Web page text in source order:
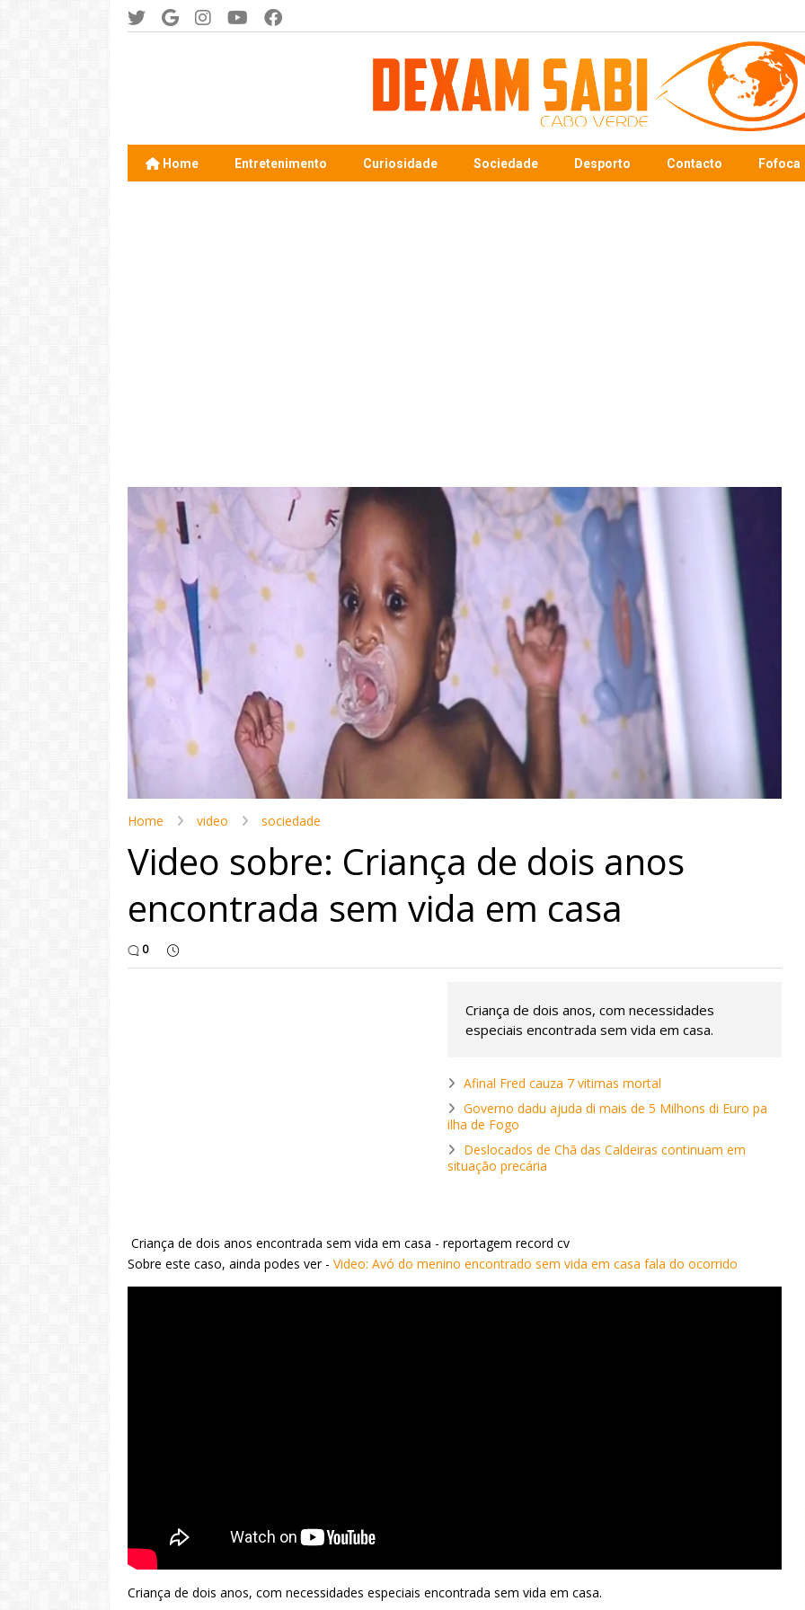
Home Entretenimento Curiosidade Sociedade Desporto Contacto Fofoca
Home video sociedade
Video sobre: Criança de dois anos
encontrada sem vida em casa
0
Criança de dois anos, com necessidades
especiais encontrada sem vida em casa.
Afinal Fred cauza 7 vitimas mortal
Governo dadu ajuda di mais de 5 Milhons di Euro pa
ilha de Fogo
Deslocados de Chã das Caldeiras continuam em
situação precária
Criança de dois anos encontrada sem vida em casa - reportagem record cv
Sobre este caso, ainda podes ver - Video: Avó do menino encontrado sem vida em casa fala do ocorrido
Criança de dois anos, com necessidades especiais encontrada sem vida em casa.
Video: Caboverdiana konta
motivo ki fazel larga
Portugal pa volta pa Cabo
Verde
Video: "Tem pessoas ki sa
larga Cabo Verde pa vivi
vida pior na Portugal" -
Dezabafo
LER MAIS